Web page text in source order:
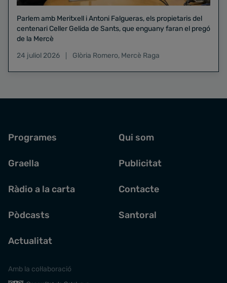
Parlem amb Meritxell i Antoni Falgueras, els propietaris del
centenari Celler Gelida de Sants, que enguany faran el pregó
de la Mercè
24 juliol 2026
Glòria Romero, Mercè Raga
Programes
Graella
Ràdio a la carta
Pòdcasts
Actualitat
Qui som
Publicitat
Contacte
Santoral
Amb la col·laboració